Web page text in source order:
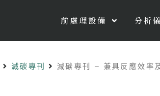
前處理設備 分析
減碳專刊 減碳專刊 – 兼具反應效率